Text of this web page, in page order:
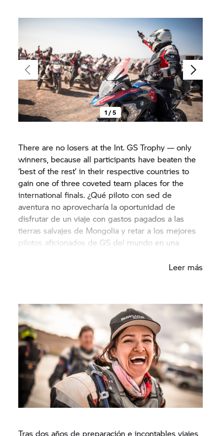
1 / 5
There are no losers at the Int.GS Trophy — only
winners, because all participants have beaten the
‘best of the rest’ in their respective countries to
gain one of three coveted team places for the
international finals. ¿Qué piloto con sed de
aventura no aprovecharía la oportunidad de
disfrutar de un viaje con gastos pagados a las
tierras salvajes de Mongolia y retar a los mejores
pilotos aficionados de GS del mundo en una
Leer más
Tras dos años de preparación e incontables viajes